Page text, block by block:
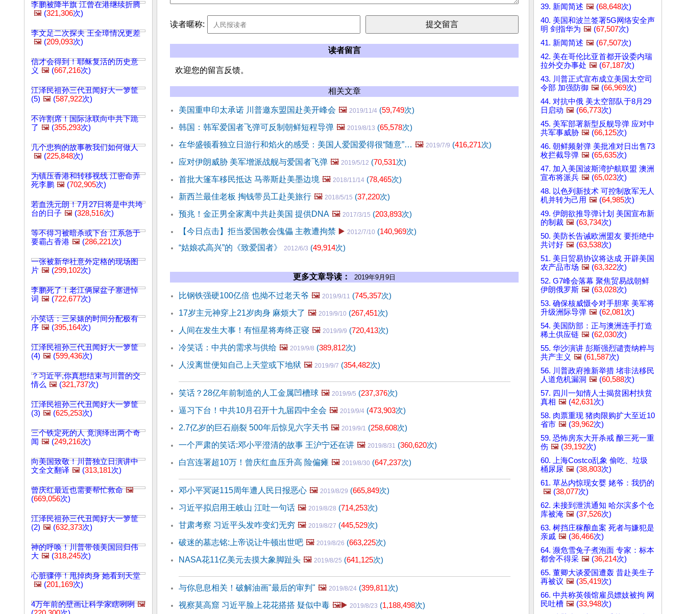
李鹏被降半旗 江曾在港继续折腾
🖼️ (321,306次)
李文足二次探夫 王全璋情况更差
🖼️ (209,093次)
信才会得到！耶稣复活的历史意
义 🖼️ (667,216次)
江泽民祖孙三代丑闻好大一箩筐
(5) 🖼️ (587,922次)
不许割席！国际泳联向中共下跪
了 🖼️ (355,293次)
几个忠狗的故事教我们如何做人
🖼️ (225,848次)
为镇压香港和转移视线 江密命弄
死李鹏 🖼️ (702,905次)
若血洗元朗！7月27日将是中共垮
台的日子 🖼️ (328,516次)
等不得习被暗杀或下台 江系急于
要霸占香港 🖼️ (286,221次)
一张被新华社意外定格的现场图
片 🖼️ (299,102次)
李鹏死了！老江俩屎盆子塞进悼
词 🖼️ (722,677次)
小笑话：三呆婊的时间分配极有
序 🖼️ (395,164次)
江泽民祖孙三代丑闻好大一箩筐
(4) 🖼️ (599,436次)
？习近平,你真想结束与川普的交
情么 🖼️ (321,737次)
江泽民祖孙三代丑闻好大一箩筐
(3) 🖼️ (625,253次)
三个铁定死的人 竟演绎出两个奇
闻 🖼️ (249,216次)
向美国致敬！川普独立日演讲中
文全文翻译 🖼️ (313,181次)
曾庆红最近也需要帮忙救命 🖼️
(669,056次)
江泽民祖孙三代丑闻好大一箩筐
(2) 🖼️ (632,373次)
神的呼唤！川普带领美国回归伟
大 🖼️ (318,245次)
心脏骤停！甩掉肉身 她看到天堂
🖼️ (201,169次)
4万年前的壁画让科学家瞎咧咧 🖼️
读者暱称:
读者留言
欢迎您的留言反馈。
相关文章
美国重申印太承诺 川普邀东盟国赴美开峰会 🖼️ 2019/11/4 (59,749次)
韩国：韩军爱国者飞弹可反制朝鲜短程导弹 🖼️ 2019/8/13 (65,578次)
在华盛顿看独立日游行和焰火的感受：美国人爱国爱得很“随意”… 🖼️ 2019/7/9 (416,271次)
应对伊朗威胁 美军增派战舰与爱国者飞弹 🖼️ 2019/5/12 (70,531次)
首批大篷车移民抵达 马蒂斯赴美墨边境 🖼️ 2018/11/14 (78,465次)
新西兰最佳老板 掏钱带员工赴美旅行 🖼️ 2018/5/15 (37,220次)
预兆！金正男全家离中共赴美国 提供DNA 🖼️ 2017/3/15 (203,893次)
【今日点击】拒当爱国教会傀儡 主教遭拘禁 ▶️ 2012/7/10 (140,969次)
“姑娘忒高兴”的《致爱国者》
2012/6/3 (49,914次)
更多文章导读： 2019年9月9日
比钢铁强硬100亿倍 也拗不过老天爷 🖼️ 2019/9/11 (745,357次)
17岁主元神穿上21岁肉身 麻烦大了 🖼️ 2019/9/10 (267,451次)
人间在发生大事！有恒星将寿终正寝 🖼️ 2019/9/9 (720,413次)
冷笑话：中共的需求与供给 🖼️ 2019/9/8 (389,812次)
人没离世便知自己上天堂或下地狱 🖼️ 2019/9/7 (354,482次)
笑话？28亿年前制造的人工金属凹槽球 🖼️ 2019/9/5 (237,376次)
逼习下台！中共10月召开十九届四中全会 🖼️ 2019/9/4 (473,903次)
2.7亿岁的巨石崩裂 500年后惊见六字天书 🖼️ 2019/9/1 (258,608次)
一个严肃的笑话:邓小平澄清的故事 王沪宁还在讲 🖼️ 2019/8/31 (360,620次)
白宫连署超10万！曾庆红血压升高 险偏瘫 🖼️ 2019/8/30 (647,237次)
邓小平冥诞115周年遭人民日报恶心 🖼️ 2019/8/29 (665,849次)
习近平拟启用王岐山 江吐一句话 🖼️ 2019/8/28 (714,253次)
甘肃考察 习近平头发咋变幻无穷 🖼️ 2019/8/27 (445,529次)
破迷的墓志铭:上帝说让牛顿出世吧 🖼️ 2019/8/26 (663,225次)
NASA花11亿美元去摸大象脚趾头 🖼️ 2019/8/25 (641,125次)
与你息息相关！破解油画"最后的审判" 🖼️ 2019/8/24 (399,811次)
视察莫高窟 习近平脸上花花搭搭 疑似中毒 🖼️▶️ 2019/8/23 (1,188,498次)
39. 新闻简述 🖼️ (68,648次)
40. 美国和波兰签署5G网络安全声
明 剑指华为 🖼️ (67,507次)
41. 新闻简述 🖼️ (67,507次)
42. 美在哥伦比亚首都开设委内瑞
拉外交办事处 🖼️ (67,187次)
43. 川普正式宣布成立美国太空司
令部 加强防御 🖼️ (66,969次)
44. 对抗中俄 美太空部队于8月29
日启动 🖼️ (66,773次)
45. 美军部署新型反舰导弹 应对中
共军事威胁 🖼️ (66,125次)
46. 朝鲜频射弹 美批准对日出售73
枚拦截导弹 🖼️ (65,635次)
47. 加入美国波斯湾护航联盟 澳洲
宣布将派兵 🖼️ (65,023次)
48. 以色列新技术 可控制敌军无人
机并转为己用 🖼️ (64,985次)
49. 伊朗欲推导弹计划 美国宣布新
的制裁 🖼️ (63,734次)
50. 美防长告诫欧洲盟友 要拒绝中
共讨好 🖼️ (63,538次)
51. 美日贸易协议将达成 开辟美国
农产品市场 🖼️ (63,322次)
52. G7峰会落幕 聚焦贸易战朝鲜
伊朗俄罗斯 🖼️ (63,028次)
53. 确保核威慑令对手胆寒 美军将
升级洲际导弹 🖼️ (62,081次)
54. 美国防部：正与澳洲连手打造
稀土供应链 🖼️ (62,030次)
55. 华沙演讲 彭斯强烈谴责纳粹与
共产主义 🖼️ (61,587次)
56. 川普政府推新举措 堵非法移民
人道危机漏洞 🖼️ (60,588次)
57. 四川一知情人士揭贫困村扶贫
真相 🖼️ (42,631次)
58. 肉票重现 猪肉限购扩大至近10
省市 🖼️ (39,962次)
59. 恐怖房东大开杀戒 酿三死一重
伤 🖼️ (39,192次)
60. 上海Costco乱象 偷吃、垃圾
桶尿尿 🖼️ (38,803次)
61. 草丛内惊现女婴 姥爷：我扔的
🖼️ (38,077次)
62. 未接到泄洪通知 哈尔滨多个仓
库被淹 🖼️ (37,526次)
63. 树挡庄稼酿血案 死者与嫌犯是
亲戚 🖼️ (36,466次)
64. 濒危雪兔子煮泡面 专家：标本
都舍不得采 🖼️ (36,214次)
65. 董卿大谈爱国遭轰 昔赴美生子
再被议 🖼️ (35,419次)
66. 中共称英领馆雇员嫖妓被拘 网
民吐槽 🖼️ (33,948次)